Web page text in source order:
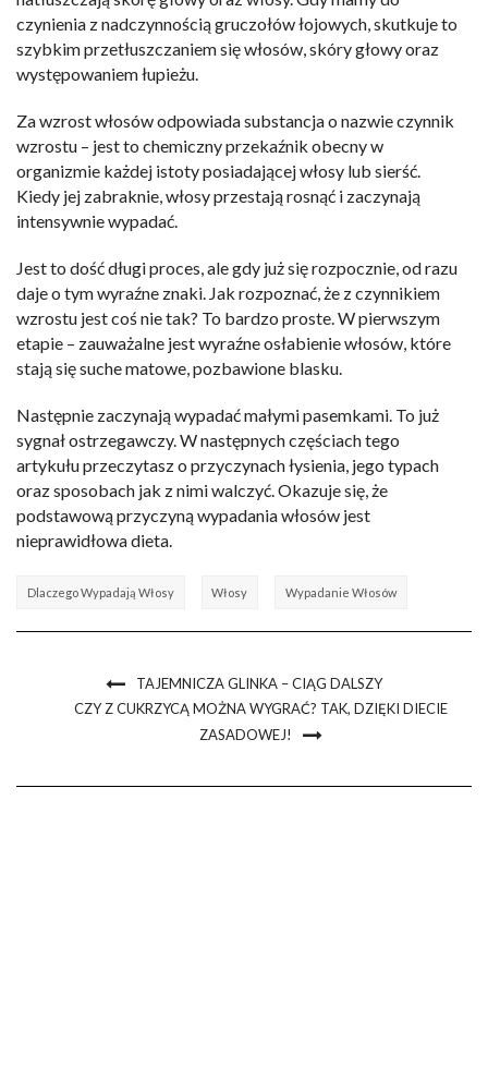
czynienia z nadczynnością gruczołów łojowych, skutkuje to
szybkim przetłuszczaniem się włosów, skóry głowy oraz
występowaniem łupieżu.
Za wzrost włosów odpowiada substancja o nazwie czynnik
wzrostu – jest to chemiczny przekaźnik obecny w
organizmie każdej istoty posiadającej włosy lub sierść.
Kiedy jej zabraknie, włosy przestają rosnąć i zaczynają
intensywnie wypadać.
Jest to dość długi proces, ale gdy już się rozpocznie, od razu
daje o tym wyraźne znaki. Jak rozpoznać, że z czynnikiem
wzrostu jest coś nie tak? To bardzo proste. W pierwszym
etapie – zauważalne jest wyraźne osłabienie włosów, które
stają się suche matowe, pozbawione blasku.
Następnie zaczynają wypadać małymi pasemkami. To już
sygnał ostrzegawczy. W następnych częściach tego
artykułu przeczytasz o przyczynach łysienia, jego typach
oraz sposobach jak z nimi walczyć. Okazuje się, że
podstawową przyczyną wypadania włosów jest
nieprawidłowa dieta.
Dlaczego Wypadają Włosy Włosy Wypadanie Włosów
TAJEMNICZA GLINKA – CIĄG DALSZY
CZY Z CUKRZYCĄ MOŻNA WYGRAĆ? TAK, DZIĘKI DIECIE
ZASADOWEJ!